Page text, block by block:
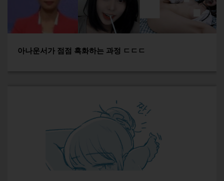
아나운서가 점점 흑화하는 과정 ㄷㄷㄷ